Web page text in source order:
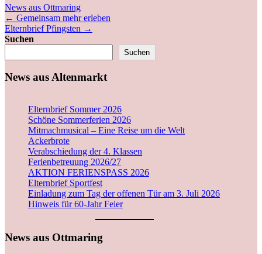
News aus Ottmaring
← Gemeinsam mehr erleben
Elternbrief Pfingsten →
Suchen
Suchen
News aus Altenmarkt
Elternbrief Sommer 2026
Schöne Sommerferien 2026
Mitmachmusical – Eine Reise um die Welt
Ackerbrote
Verabschiedung der 4. Klassen
Ferienbetreuung 2026/27
AKTION FERIENSPASS 2026
Elternbrief Sportfest
Einladung zum Tag der offenen Tür am 3. Juli 2026
Hinweis für 60-Jahr Feier
News aus Ottmaring